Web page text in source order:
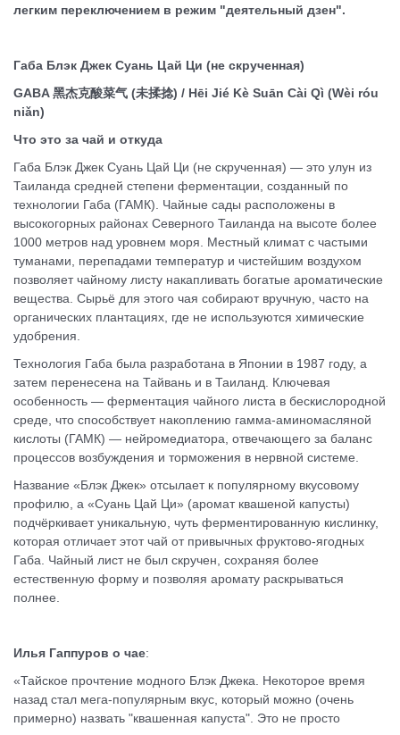
легким переключением в режим "деятельный дзен".
Габа Блэк Джек Суань Цай Ци (не скрученная)
GABA 黑杰克酸菜气 (未揉捻) / Hēi Jié Kè Suān Cài Qì (Wèi róu
niǎn)
Что это за чай и откуда
Габа Блэк Джек Суань Цай Ци (не скрученная) — это улун из
Таиланда средней степени ферментации, созданный по
технологии Габа (ГАМК). Чайные сады расположены в
высокогорных районах Северного Таиланда на высоте более
1000 метров над уровнем моря. Местный климат с частыми
туманами, перепадами температур и чистейшим воздухом
позволяет чайному листу накапливать богатые ароматические
вещества. Сырьё для этого чая собирают вручную, часто на
органических плантациях, где не используются химические
удобрения.
Технология Габа была разработана в Японии в 1987 году, а
затем перенесена на Тайвань и в Таиланд. Ключевая
особенность — ферментация чайного листа в бескислородной
среде, что способствует накоплению гамма-аминомасляной
кислоты (ГАМК) — нейромедиатора, отвечающего за баланс
процессов возбуждения и торможения в нервной системе.
Название «Блэк Джек» отсылает к популярному вкусовому
профилю, а «Суань Цай Ци» (аромат квашеной капусты)
подчёркивает уникальную, чуть ферментированную кислинку,
которая отличает этот чай от привычных фруктово-ягодных
Габа. Чайный лист не был скручен, сохраняя более
естественную форму и позволяя аромату раскрываться
полнее.
Илья Гаппуров о чае:
«Тайское прочтение модного Блэк Джека. Некоторое время
назад стал мега-популярным вкус, который можно (очень
примерно) назвать "квашенная капуста". Это не просто